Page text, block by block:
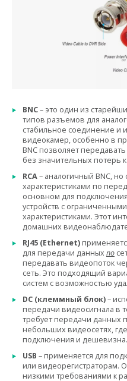
BNC– это один из
типов разъемов для
стабильное соединение и
видеокамер, особенно в
BNC позволяет
без значительных потерь
RCA– аналогичный BNC,
характеристиками по
основном для
устройств с
характеристиками. Этот
домашних
RJ45 (Ethernet)
для передачи данных по
передавать видеопоток
сеть. Это подходящий
систем с возможностью
DC (клеммный блок)–
передачи видеосигнала в
требует передачи данных
небольших видеосетях,
подключения и дешевизна.
USB – применяется для
или видеорегистраторам.
низкими требованиями к